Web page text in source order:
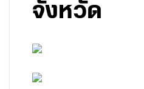
จังหวัด